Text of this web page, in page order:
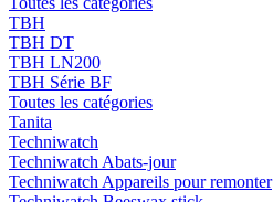
TBH
TBH DT
TBH LN200
TBH Série BF
Toutes les catégories
Tanita
Techniwatch
Techniwatch Abats-jour
Techniwatch Appareils pour remonter